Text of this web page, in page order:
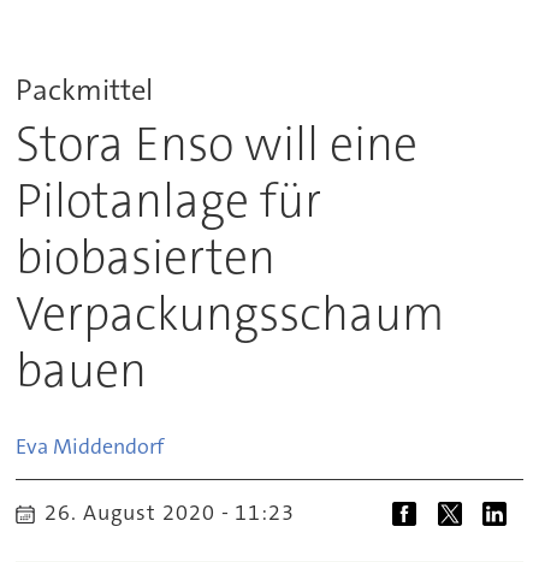
Packmittel
Stora Enso will eine
Pilotanlage für
biobasierten
Verpackungsschaum
bauen
Eva Middendorf
26. August 2020 - 11:23